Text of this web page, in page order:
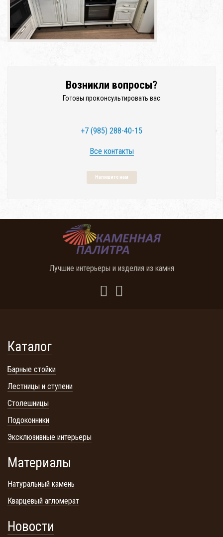
Возникли вопросы?
Готовы проконсультировать вас
+7 (985) 288-40-15
Все контакты
Напишите нам
Лучшие интерьеры и изделия из камня
Каталог
Барные стойки
Лестницы и ступени
Столешницы
Подоконники
Эксклюзивные интерьеры
Материалы
Натуральный камень
Кварцевый агломерат
Новости